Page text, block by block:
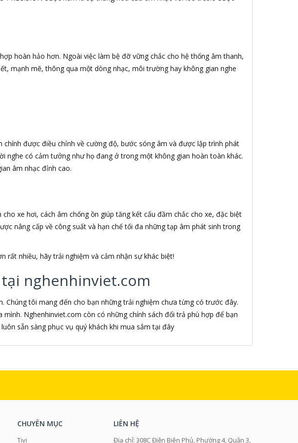
hoàn hảo hơn. Ngoài việc làm bệ đỡ vững chắc cho hệ thống âm thanh,
mạnh mẽ, thông qua một dòng nhạc, môi trường hay không gian nghe
được điều chỉnh về cường độ, bước sóng âm và được lập trình phát
nghe có cảm tưởng như họ đang ở trong một không gian hoàn toàn khác.
âm nhạc đỉnh cao.
xe hơi, cách âm chống ồn giúp tăng kết cấu đầm chắc cho xe, đặc biệt
nâng cấp về công suất và hạn chế tối đa những tạp âm phát sinh trong
rất nhiều, hãy trải nghiệm và cảm nhận sự khác biệt!
nghenhinviet.com
tôi mang đến cho bạn những trải nghiệm chưa từng có trước đây.
Nghenhinviet.com còn có những chính sách đổi trả phù hợp để bạn
sẵn sàng phục vụ quý khách khi mua sắm tại đây
CHUYÊN MỤC
Tivi
LIÊN HỆ
Địa chỉ: 308C Điện Biên Phủ, Phường 4, Quận 3,